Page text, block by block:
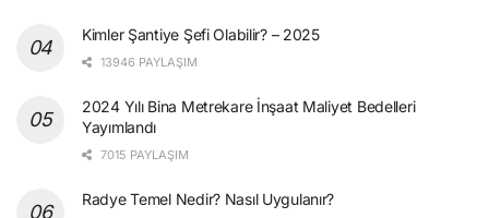
Kimler Şantiye Şefi Olabilir? – 2025
13946 PAYLAŞIM
2024 Yılı Bina Metrekare İnşaat Maliyet Bedelleri
Yayımlandı
7015 PAYLAŞIM
Radye Temel Nedir? Nasıl Uygulanır?